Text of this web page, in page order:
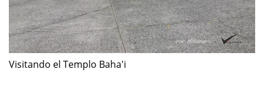
Visitando el Templo Baha'i